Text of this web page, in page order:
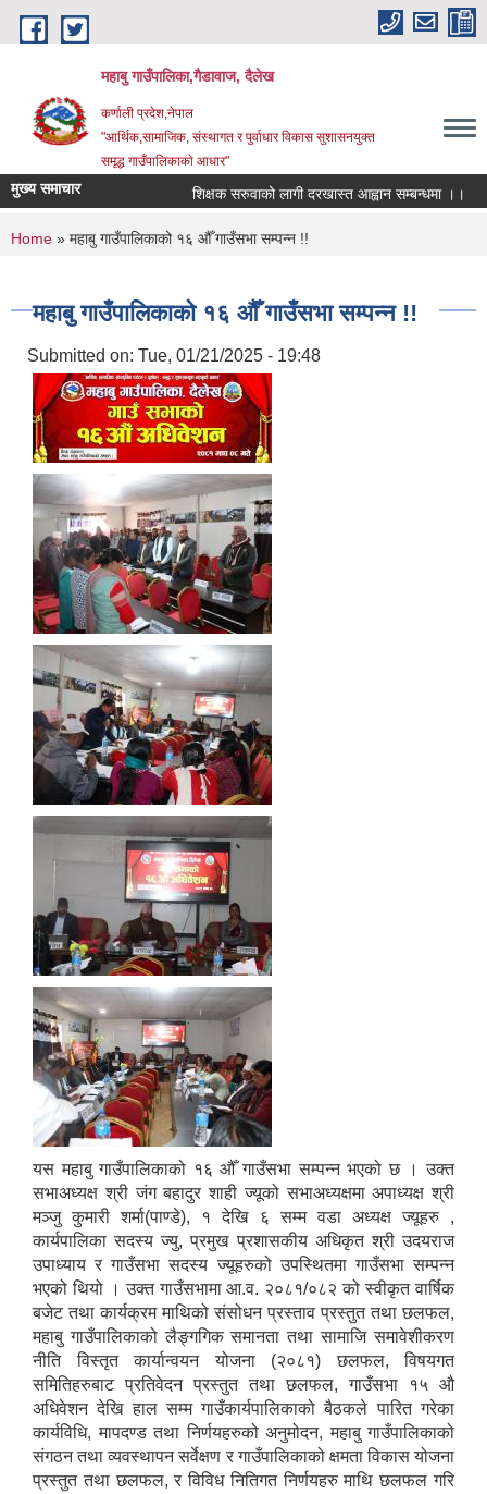
Skip to main content
महाबु गाउँपालिका,गैडावाज, दैलेख
कर्णाली प्रदेश,नेपाल
"आर्थिक,सामाजिक, संस्थागत र पुर्वाधार विकास सुशासनयुक्त
समृद्ध गाउँपालिकाकाे आधार"
मुख्य समाचार शिक्षक सरुवाको लागी दरखास्त आह्वान सम्बन्धमा ।।
You are here
Home » महाबु गाउँपालिकाको १६ औँ गाउँसभा सम्पन्न !!
महाबु गाउँपालिकाको १६ औँ गाउँसभा सम्पन्न !!
Submitted on: Tue, 01/21/2025 - 19:48
यस महाबु गाउँपालिकाको १६ औँ गाउँसभा सम्पन्न भएको छ । उक्त
सभाअध्यक्ष श्री जंग बहादुर शाही ज्यूको सभाअध्यक्षमा अपाध्यक्ष श्री
मञ्जु कुमारी शर्मा(पाण्डे), १ देखि ६ सम्म वडा अध्यक्ष ज्यूहरु ,
कार्यपालिका सदस्य ज्यु, प्रमुख प्रशासकीय अधिकृत श्री उदयराज
उपाध्याय र गाउँसभा सदस्य ज्यूहरुको उपस्थितमा गाउँसभा सम्पन्न
भएको थियो । उक्त गाउँसभामा आ.व. २०८१/०८२ को स्वीकृत वार्षिक
बजेट तथा कार्यक्रम माथिको संसोधन प्रस्ताव प्रस्तुत तथा छलफल,
महाबु गाउँपालिकाको लैङ्गगिक समानता तथा सामाजि समावेशीकरण
नीति विस्तृत कार्यान्वयन योजना (२०८१) छलफल, विषयगत
समितिहरुबाट प्रतिवेदन प्रस्तुत तथा छलफल, गाउँसभा १५ औ
अधिवेशन देखि हाल सम्म गाउँकार्यपालिकाको बैठकले पारित गरेका
कार्यविधि, मापदण्ड तथा निर्णयहरुको अनुमोदन, महाबु गाउँपालिकाको
संगठन तथा व्यवस्थापन सर्वेक्षण र गाउँपालिकाको क्षमता विकास योजना
प्रस्तुत तथा छलफल, र विविध नितिगत निर्णयहरु माथि छलफल गरि